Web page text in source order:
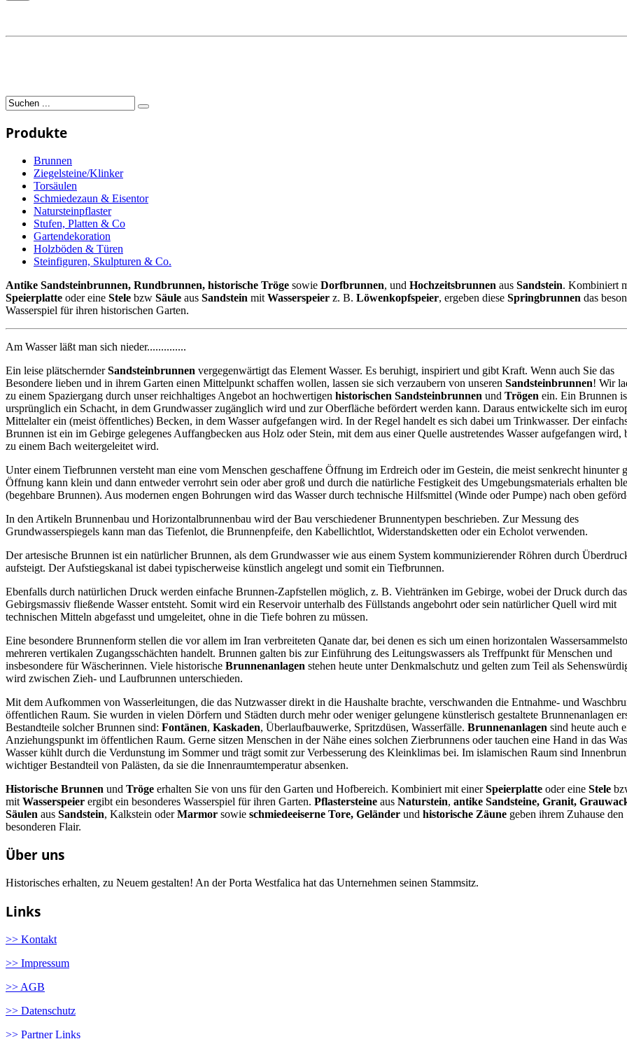
Produkte
Brunnen
Ziegelsteine/Klinker
Torsäulen
Schmiedezaun & Eisentor
Natursteinpflaster
Stufen, Platten & Co
Gartendekoration
Holzböden & Türen
Steinfiguren, Skulpturen & Co.
Antike Sandsteinbrunnen, Rundbrunnen, historische Tröge sowie Dorfbrunnen, und Hochzeitsbrunnen aus Sandstein. Kombiniert
Speierplatte oder eine Stele bzw Säule aus Sandstein mit Wasserspeier z. B. Löwenkopfspeier, ergeben diese Springbrunnen das
Wasserspiel für ihren historischen Garten.
Am Wasser läßt man sich nieder..............
Ein leise plätschernderSandsteinbrunnen vergegenwärtigt das Element Wasser. Es beruhigt, inspiriert und gibt Kraft. Wenn auch Sie das
Besondere lieben und in ihrem Garten einen Mittelpunkt schaffen wollen, lassen sie sich verzaubern von unseren Sandsteinbrunnen! Wir
zu einem Spaziergang durch unser reichhaltiges Angebot an hochwertigen historischen Sandsteinbrunnen und Trögen ein. Ein Brunnen
ursprünglich ein Schacht, in dem Grundwasser zugänglich wird und zur Oberfläche befördert werden kann. Daraus entwickelte sich im
Mittelalter ein (meist öffentliches) Becken, in dem Wasser aufgefangen wird. In der Regel handelt es sich dabei um Trinkwasser. Der
Brunnen ist ein im Gebirge gelegenes Auffangbecken aus Holz oder Stein, mit dem aus einer Quelle austretendes Wasser aufgefangen wird,
zu einem Bach weitergeleitet wird.
Unter einem Tiefbrunnen versteht man eine vom Menschen geschaffene Öffnung im Erdreich oder im Gestein, die meist senkrecht hinunter
Öffnung kann klein und dann entweder verrohrt sein oder aber groß und durch die natürliche Festigkeit des Umgebungsmaterials erhalten
(begehbare Brunnen). Aus modernen engen Bohrungen wird das Wasser durch technische Hilfsmittel (Winde oder Pumpe) nach oben
In den Artikeln Brunnenbau und Horizontalbrunnenbau wird der Bau verschiedener Brunnentypen beschrieben. Zur Messung des
Grundwasserspiegels kann man das Tiefenlot, die Brunnenpfeife, den Kabellichtlot, Widerstandsketten oder ein Echolot verwenden.
Der artesische Brunnen ist ein natürlicher Brunnen, als dem Grundwasser wie aus einem System kommunizierender Röhren durch
aufsteigt. Der Aufstiegskanal ist dabei typischerweise künstlich angelegt und somit ein Tiefbrunnen.
Ebenfalls durch natürlichen Druck werden einfache Brunnen-Zapfstellen möglich, z. B. Viehtränken im Gebirge, wobei der Druck durch
Gebirgsmassiv fließende Wasser entsteht. Somit wird ein Reservoir unterhalb des Füllstands angebohrt oder sein natürlicher Quell wird mit
technischen Mitteln abgefasst und umgeleitet, ohne in die Tiefe bohren zu müssen.
Eine besondere Brunnenform stellen die vor allem im Iran verbreiteten Qanate dar, bei denen es sich um einen horizontalen
mehreren vertikalen Zugangsschächten handelt. Brunnen galten bis zur Einführung des Leitungswassers als Treffpunkt für Menschen und
insbesondere für Wäscherinnen. Viele historische Brunnenanlagen stehen heute unter Denkmalschutz und gelten zum Teil als
wird zwischen Zieh- und Laufbrunnen unterschieden.
Mit dem Aufkommen von Wasserleitungen, die das Nutzwasser direkt in die Haushalte brachte, verschwanden die Entnahme- und
öffentlichen Raum. Sie wurden in vielen Dörfern und Städten durch mehr oder weniger gelungene künstlerisch gestaltete Brunnenanlagen
Bestandteile solcher Brunnen sind: Fontänen, Kaskaden, Überlaufbauwerke, Spritzdüsen, Wasserfälle. Brunnenanlagen sind heute auch
Anziehungspunkt im öffentlichen Raum. Gerne sitzen Menschen in der Nähe eines solchen Zierbrunnens oder tauchen eine Hand in das
Wasser kühlt durch die Verdunstung im Sommer und trägt somit zur Verbesserung des Kleinklimas bei. Im islamischen Raum sind
wichtiger Bestandteil von Palästen, da sie die Innenraumtemperatur absenken.
Historische Brunnen und Tröge erhalten Sie von uns für den Garten und Hofbereich. Kombiniert mit einerSpeierplatte oder eine Stele
mit Wasserspeier ergibt ein besonderes Wasserspiel für ihren Garten. Pflastersteine aus Naturstein, antike Sandsteine, Granit,
Säulen aus Sandstein, Kalkstein oderMarmor sowie schmiedeeiserne Tore, Geländer und historische Zäune geben ihrem Zuhause den
besonderen Flair.
Über uns
Historisches erhalten, zu Neuem gestalten! An der Porta Westfalica hat das Unternehmen seinen Stammsitz.
Links
>> Kontakt
>> Impressum
>> AGB
>> Datenschutz
>> Partner Links